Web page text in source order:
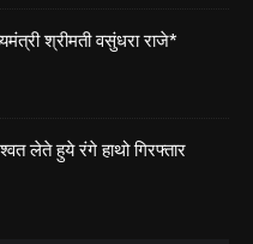
श्रीमती वसुंधरा राजे*
लेते हुये रंगे हाथो गिरफ्तार